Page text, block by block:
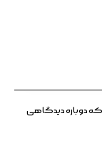
که دوباره دیدگاهی